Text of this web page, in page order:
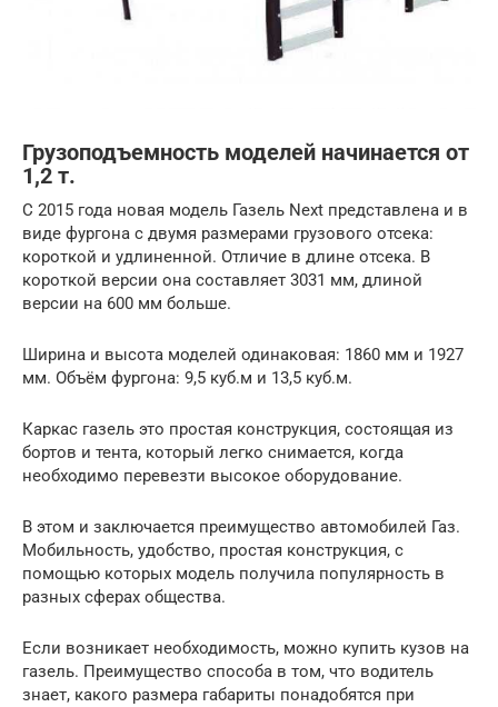
Грузоподъемность моделей начинается от
1,2 т.
С 2015 года новая модель Газель Next представлена и в
виде фургона с двумя размерами грузового отсека:
короткой и удлиненной. Отличие в длине отсека. В
короткой версии она составляет 3031 мм, длиной
версии на 600 мм больше.
Ширина и высота моделей одинаковая: 1860 мм и 1927
мм. Объём фургона: 9,5 куб.м и 13,5 куб.м.
Каркас газель это простая конструкция, состоящая из
бортов и тента, который легко снимается, когда
необходимо перевезти высокое оборудование.
В этом и заключается преимущество автомобилей Газ.
Мобильность, удобство, простая конструкция, с
помощью которых модель получила популярность в
разных сферах общества.
Если возникает необходимость, можно купить кузов на
газель. Преимущество способа в том, что водитель
знает, какого размера габариты понадобятся при